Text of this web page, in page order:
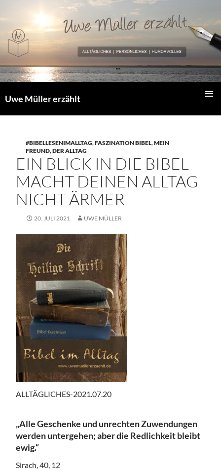
Inhalt
springen
Uwe Müller erzählt
MENÜ
#BIBELLESENIMALLTAG,FASZINATION BIBEL,MEIN
FREUND, DER ALLTAG
EIN BLICK IN DIE BIBEL
MACHT DEINEN ALLTAG
NICHT ÄRMER
20. JULI 2021 UWE MÜLLER
ALLTÄGLICHES-2021.07.20
„Alle Geschenke und unrechten Zuwendungen
werden untergehen; aber die Redlichkeit bleibt
ewig.“
Sirach, 40, 12